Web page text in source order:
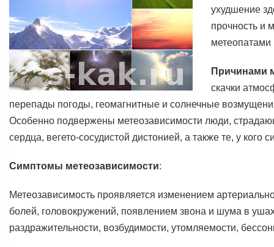
ухудшение
прочность и
Причинами
скачки
перепады погоды, геомагнитные и солнечные
Особенно подвержены метеозависимости люди,
сердца, вегето-сосудистой дистонией, а также те, у кого
Симптомы метеозависимости:
Метеозависимость проявляется изменением
болей, головокружений, появлением звона и шума в
раздражительности, возбудимости, утомляемости,